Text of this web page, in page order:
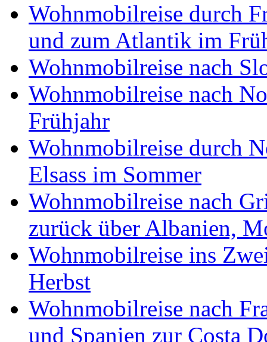
Wohnmobilreise durch
und zum Atlantik im
Wohnmobilreise nach
Wohnmobilreise nach
Frühjahr
Wohnmobilreise durch
Elsass im Sommer
Wohnmobilreise nach
zurück über Albanien,
Wohnmobilreise ins
Herbst
Wohnmobilreise nach
und Spanien zur Costa